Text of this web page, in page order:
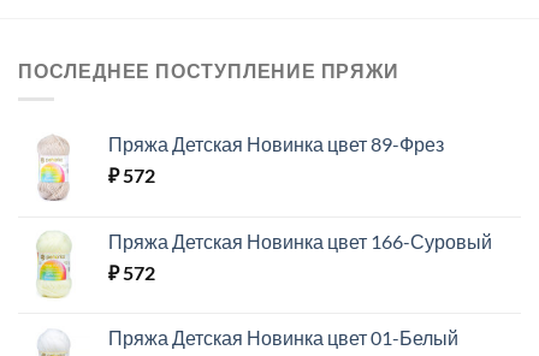
ПОСЛЕДНЕЕ ПОСТУПЛЕНИЕ ПРЯЖИ
Пряжа Детская Новинка цвет 89-Фрез
₽572
Пряжа Детская Новинка цвет 166-Суровый
₽572
Пряжа Детская Новинка цвет 01-Белый